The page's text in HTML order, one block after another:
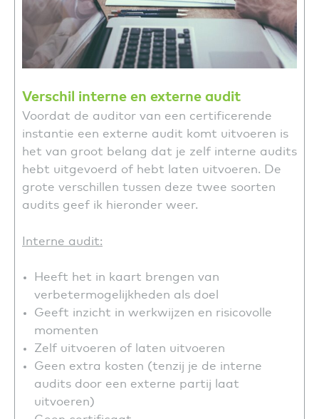
Verschil interne en externe audit
Voordat de auditor van een certificerende
instantie een externe audit komt uitvoeren is
het van groot belang dat je zelf interne audits
hebt uitgevoerd of hebt laten uitvoeren. De
grote verschillen tussen deze twee soorten
audits geef ik hieronder weer.
Interne audit:
Heeft het in kaart brengen van
verbetermogelijkheden als doel
Geeft inzicht in werkwijzen en risicovolle
momenten
Zelf uitvoeren of laten uitvoeren
Geen extra kosten (tenzij je de interne
audits door een externe partij laat
uitvoeren)